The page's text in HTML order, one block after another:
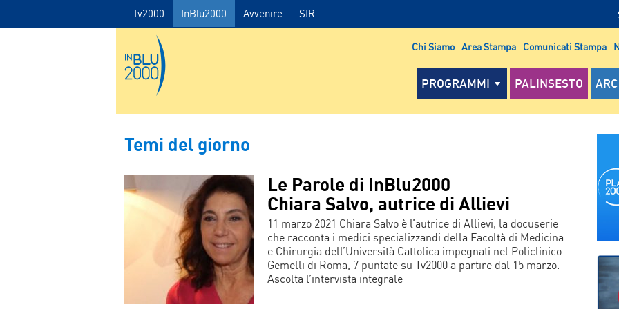
Tv2000 InBlu2000 Avvenire SIR
Chi Siamo Area Stampa Comunicati Stampa
PROGRAMMI PALINSESTO
Temi del giorno
Le Parole di InBlu2000
Chiara Salvo, autrice di Allievi
11 marzo 2021 Chiara Salvo è l’autrice di Allievi, la docuserie
che racconta i medici specializzandi della Facoltà di Medicina
e Chirurgia dell’Università Cattolica impegnati nel Policlinico
Gemelli di Roma, 7 puntate su Tv2000 a partire dal 15 marzo.
Ascolta l’intervista integrale